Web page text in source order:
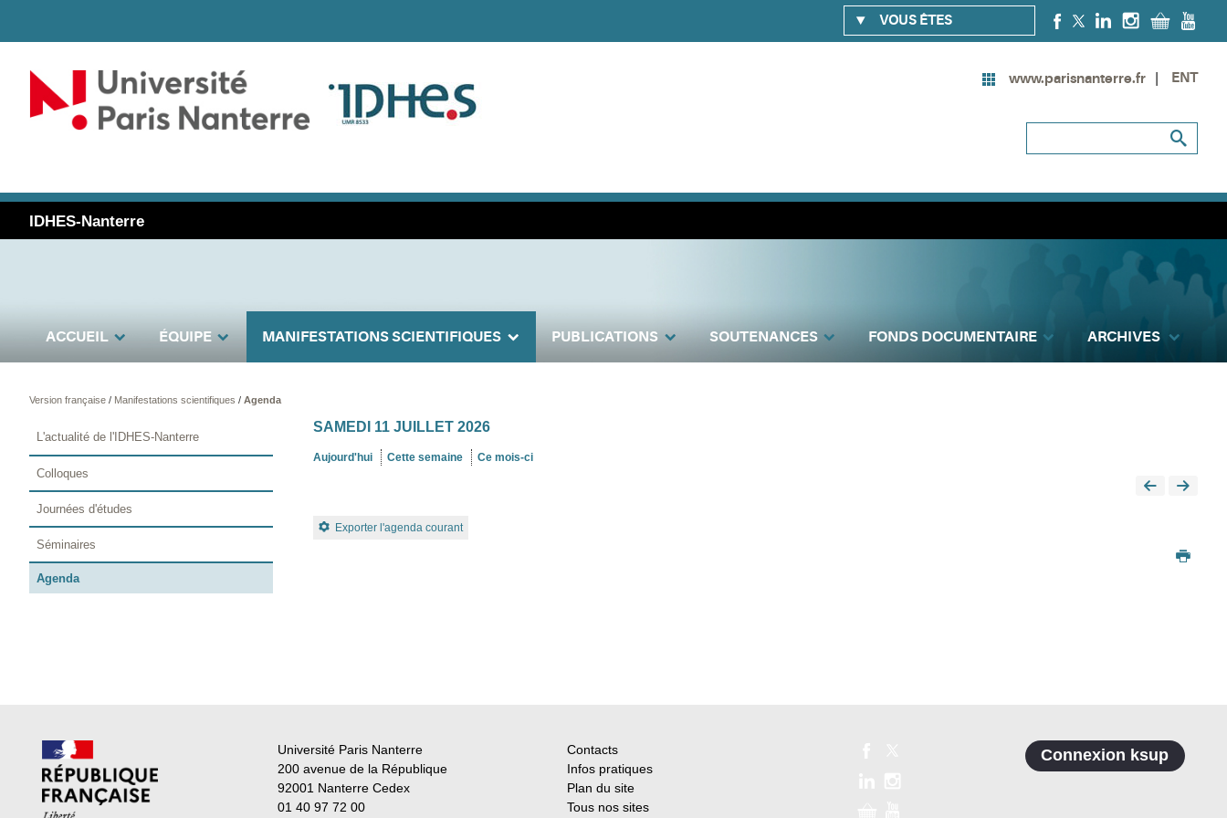
VOUS ÊTES
www.parisnanterre.fr ENT
IDHES-Nanterre
ACCUEIL ÉQUIPE MANIFESTATIONS SCIENTIFIQUES PUBLICATIONS SOUTENANCES FONDS DOCUMENTAIRE ARCHIVES
Version française/ Manifestations scientifiques/ Agenda
SAMEDI 11 JUILLET 2026
Aujourd'hui Cette semaine Ce mois-ci
Exporter l'agenda courant
L'actualité de l'IDHES-Nanterre
Colloques
Journées d'études
Séminaires
Agenda
Université Paris Nanterre
200 avenue de la République
92001 Nanterre Cedex
01 40 97 72 00
Contacts
Infos pratiques
Plan du site
Tous nos sites
Connexion ksup